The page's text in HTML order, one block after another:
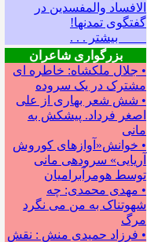
الافساد والمفسدین در
گفتگوی تمدنها!
بیشتر . . .
بزرگواری شاعران
• جلال ملکشاه: خاطره ای
مشترک در یک سروده
• شش شعر بهاری از علی
اصغر فرداد. پیشکش به
مانی
• خوانش«آوازهای کوروش
آریایی» سروده‍ی مانی
توسط هومرآبرامیان
• مهدی محمدی: چه
شهوتناک به من می نگرد
مرگ
• فرزاد حمیدی منش : نقش